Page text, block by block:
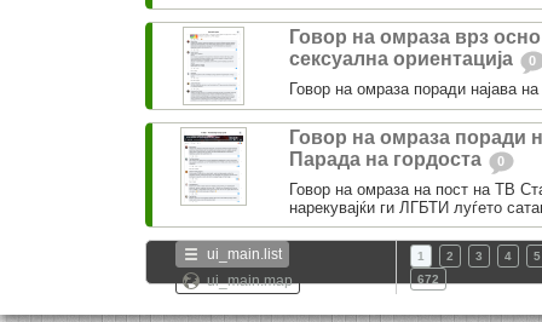
Говор на омраза врз
сексуална ориентација
0
Говор на омраза поради најава
Говор на омраза поради
Парада на гордоста
0
Говор на омраза на пост на ТВ
нарекувајќи ги ЛГБТИ луѓето
ui_main.list
ui_main.map
1 2 3 4
5
672